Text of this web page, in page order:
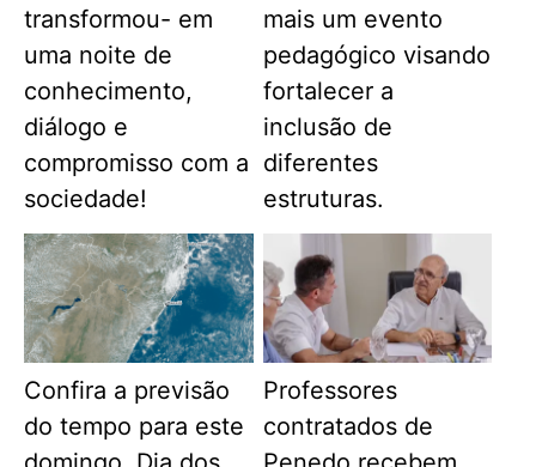
transformou- em
uma noite de
conhecimento,
diálogo e
compromisso com a
sociedade!
mais um evento
pedagógico visando
fortalecer a
inclusão de
diferentes
estruturas.
Confira a previsão
do tempo para este
Professores
contratados de